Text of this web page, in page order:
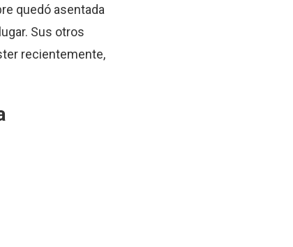
quedó asentada
Sus otros
recientemente,